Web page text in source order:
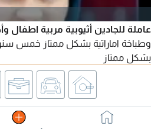
عاملة للجادين أثيوبية مربية
وطباخة اماراتية بشكل ممتاز خمس
بشكل ممتاز